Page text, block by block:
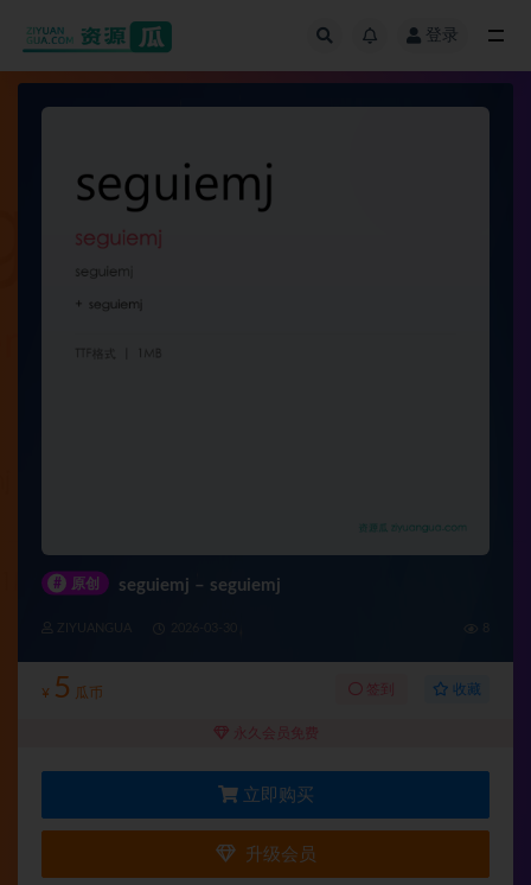
登录
# 原创 seguiemj – seguiemj
ZIYUANGUA
¥ 5 瓜币 签到 收藏
永久会员免费
立即购买
升级会员